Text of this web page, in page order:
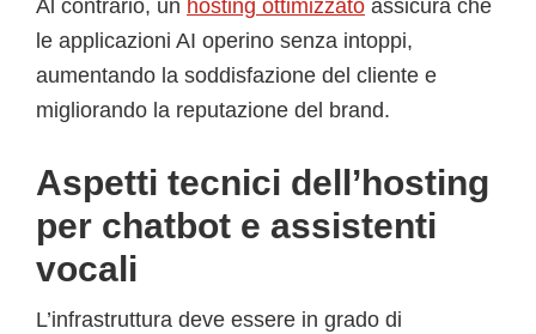
Al contrario, un hosting ottimizzato assicura che
le applicazioni AI operino senza intoppi,
aumentando la soddisfazione del cliente e
migliorando la reputazione del brand.
Aspetti tecnici dell’hosting
per chatbot e assistenti
vocali
L’infrastruttura deve essere in grado di